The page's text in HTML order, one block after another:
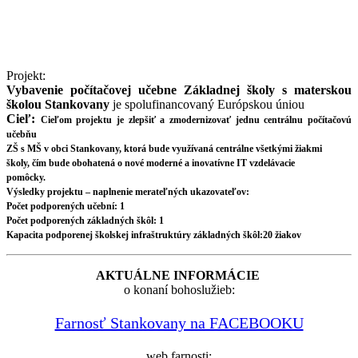
Projekt:
Vybavenie počítačovej učebne Základnej školy s materskou
školou Stankovany je spolufinancovaný Európskou úniou
Cieľ: Cieľom projektu je zlepšiť a zmodernizovať jednu centrálnu počítačovú
učebňu
ZŠ s MŠ v obci Stankovany, ktorá bude využívaná centrálne všetkými žiakmi
školy, čím bude obohatená o nové moderné a inovatívne IT vzdelávacie
pomôcky.
Výsledky projektu – naplnenie merateľných ukazovateľov:
Počet podporených učební: 1
Počet podporených základných škôl: 1
Kapacita podporenej školskej infraštruktúry základných škôl:20 žiakov
AKTUÁLNE INFORMÁCIE
o konaní bohoslužieb:
Farnosť Stankovany na FACEBOOKU